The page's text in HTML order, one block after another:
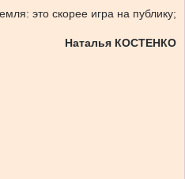
это скорее игра на публику;
Наталья КОСТЕНКО